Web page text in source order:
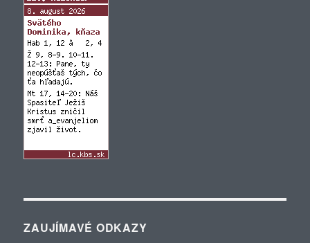
ZAUJÍMAVÉ ODKAZY